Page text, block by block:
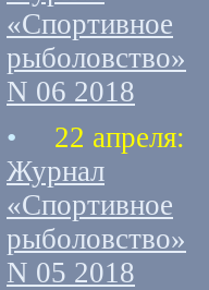
«Спортивное
рыболовство»
N 06 2018
• 22 апреля:
Журнал
«Спортивное
рыболовство»
N 05 2018